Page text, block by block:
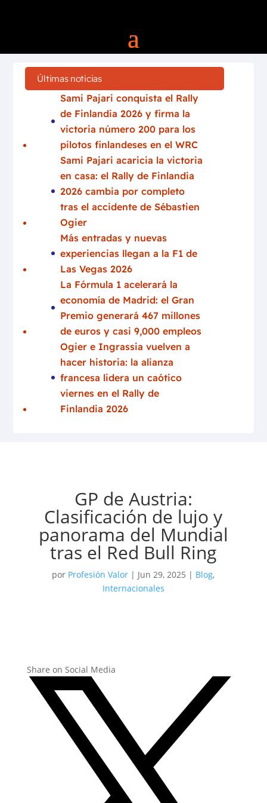
Últimas noticias
Sami Pajari conquista el Rally
de Finlandia 2026 y firma la
victoria número 200 para los
pilotos finlandeses en el WRC
Sami Pajari acaricia la victoria
en casa: el Rally de Finlandia
2026 cambia por completo
tras el accidente de Sébastien
Ogier
Más entradas y nuevas
experiencias llegan a la F1 de
Las Vegas 2026
La Fórmula 1 acelerará la
economía de Madrid: el Gran
Premio generará 467 millones
de euros y casi 9,000 empleos
Ogier e Ingrassia vuelven a
hacer historia: la alianza
francesa lidera un caótico
viernes en el Rally de
Finlandia 2026
GP de Austria:
Clasificación de lujo y
panorama del Mundial
tras el Red Bull Ring
por Profesión Valor | Jun 29, 2025 | Blog,
Internacionales
Share on Social Media